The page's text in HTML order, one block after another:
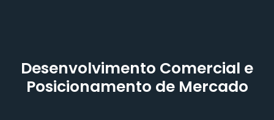
Desenvolvimento Comercial e
Posicionamento de Mercado